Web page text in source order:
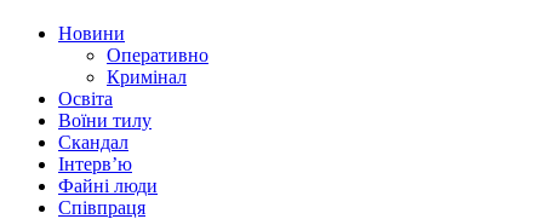
Новини
Оперативно
Кримінал
Освіта
Воїни тилу
Скандал
Інтерв’ю
Файні люди
Співпраця